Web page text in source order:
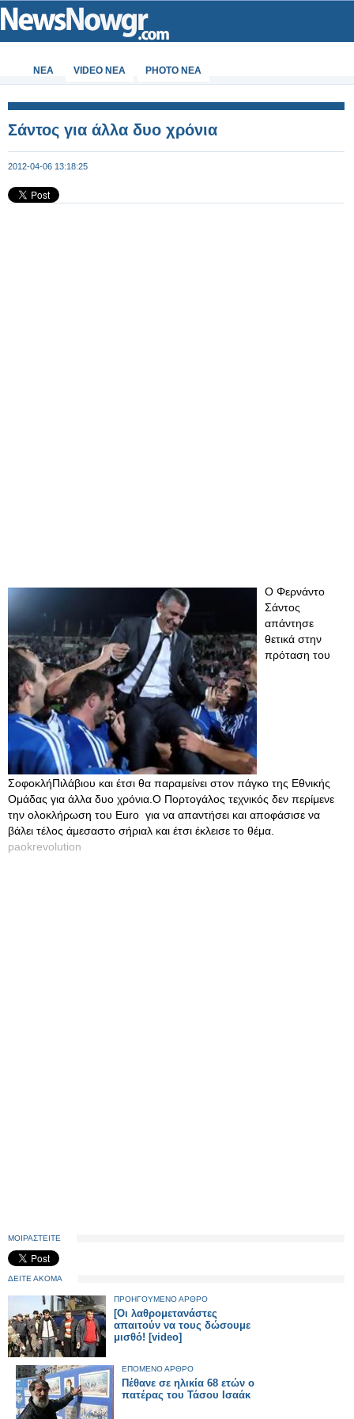
ΝΕΑ VIDEO NEA PHOTO NEA
Σάντος για άλλα δυο χρόνια
2012-04-06 13:18:25
Ο Φερνάντο
Σάντος
απάντησε
θετικά στην
πρόταση του
ΣοφοκλήΠιλάβιου και έτσι θα παραμείνει στον πάγκο της Εθνικής
Ομάδας για άλλα δυο χρόνια.Ο Πορτογάλος τεχνικός δεν περίμενε
την ολοκλήρωση του Εuro για να απαντήσει και αποφάσισε να
βάλει τέλος άμεσαστο σήριαλ και έτσι έκλεισε το θέμα.
paokrevolution
ΜΟΙΡΑΣΤΕΙΤΕ
ΔΕΙΤΕ ΑΚΟΜΑ
ΠΡΟΗΓΟΥΜΕΝΟ ΑΡΘΡΟ
[Οι λαθρομετανάστες
απαιτούν να τους δώσουμε
μισθό! [video]
ΕΠΟΜΕΝΟ ΑΡΘΡΟ
Πέθανε σε ηλικία 68 ετών ο
πατέρας του Τάσου Ισαάκ